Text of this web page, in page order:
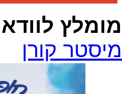
מומלץ
מיסטר קורן